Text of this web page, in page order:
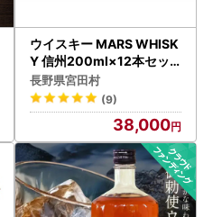
ウイスキー MARS WHISK
Y 信州200ml×12本セッ
ト 長野限定 ブレンデッド
ウイスキー
長野県宮田村
(9)
38,000